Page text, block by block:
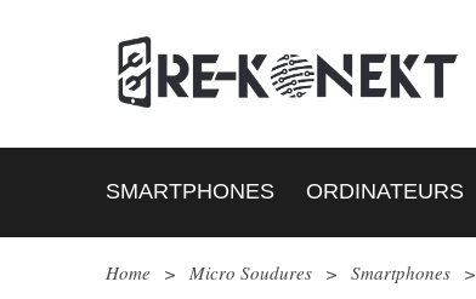
SMARTPHONES ORDINATEURS
Home > Micro Soudures > Smartphones >